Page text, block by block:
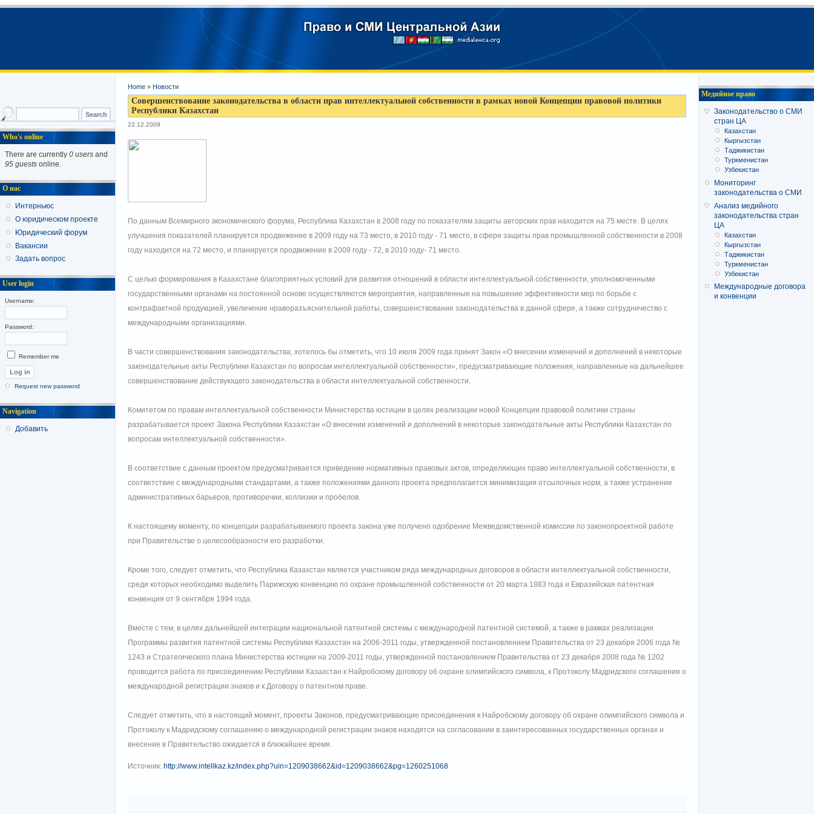
Home » Новости
Совершенствование законодательства в области прав интеллектуальной собственности в рамках новой Концепции правовой политики
Республики Казахстан
22.12.2009
По данным Всемирного экономического форума, Республика Казахстан в 2008 году по показателям защиты авторских прав находится на 75 месте. В целях
улучшения показателей планируется продвижение в 2009 году на 73 место, в 2010 году - 71 место, в сфере защиты прав промышленной собственности в 2008
году находится на 72 место, и планируется продвижение в 2009 году - 72, в 2010 году- 71 место.
С целью формирования в Казахстане благоприятных условий для развития отношений в области интеллектуальной собственности, уполномоченными
государственными органами на постоянной основе осуществляются мероприятия, направленные на повышение эффективности мер по борьбе с
контрафактной продукцией, увеличение нраворазъяснительной работы, совершенствование законодательства в данной сфере, а также сотрудничество с
международными организациями.
В части совершенствования законодательства, хотелось бы отметить, что 10 июля 2009 года принят Закон «О внесении изменений и дополнений в некоторые
законодательные акты Республики Казахстан по вопросам интеллектуальной собственности», предусматривающие положения, направленные на дальнейшее
совершенствование действующего законодательства в области интеллектуальной собственности.
Комитетом по правам интеллектуальной собственности Министерства юстиции в целях реализации новой Концепции правовой политики страны
разрабатывается проект Закона Республики Казахстан «О внесении изменений и дополнений в некоторые законодательные акты Республики Казахстан по
вопросам интеллектуальной собственности».
В соответствие с данным проектом предусматривается приведение нормативных правовых актов, определяющих право интеллектуальной собственности, в
соответствие с международными стандартами, а также положениями данного проекта предполагается минимизация отсылочных норм, а также устранение
административных барьеров, противоречии, коллизии и пробелов.
К настоящему моменту, по концепции разрабатываемого проекта закона уже получено одобрение Межведомственной комиссии по законопроектной работе
при Правительстве о целесообразности его разработки.
Кроме того, следует отметить, что Республика Казахстан является участником ряда международных договоров в области интеллектуальной собственности,
среди которых необходимо выделить Парижскую конвенцию по охране промышленной собственности от 20 марта 1883 года и Евразийская патентная
конвенция от 9 сентября 1994 года.
Вместе с тем, в целях дальнейшей интеграции национальной патентной системы с международной патентной системой, а также в рамках реализации
Программы развития патентной системы Республики Казахстан на 2006-2011 годы, утвержденной постановлением Правительства от 23 декабря 2006 года №
1243 и Стратегического плана Министерства юстиции на 2009-2011 годы, утвержденной постановлением Правительства от 23 декабря 2008 года № 1202
проводится работа по присоединению Республики Казахстан к Найробскому договору об охране олимпийского символа, к Протоколу Мадридского соглашения о
международной регистрации знаков и к Договору о патентном праве.
Следует отметить, что в настоящий момент, проекты Законов, предусматривающие присоединения к Найробскому договору об охране олимпийского символа и
Протоколу к Мадридскому соглашению о международной регистрации знаков находятся на согласовании в заинтересованных государственных органах и
внесение в Правительство ожидается в ближайшее время.
Источник: http://www.intellkaz.kz/index.php?uin=1209038662&id=1209038662&pg=1260251068
Who's online
There are currently 0 users and
95 guests online.
О нас
Интерньюс
О юридическом проекте
Юридический форум
Вакансии
Задать вопрос
User login
Username:
Password:
Remember me
Request new password
Navigation
Добавить
Медийное право
Законодательство о СМИ
стран ЦА
Казахстан
Кыргызстан
Таджикистан
Туркменистан
Узбекистан
Мониторинг
законодательства о СМИ
Анализ медийного
законодательства стран
ЦА
Казахстан
Кыргызстан
Таджикистан
Туркменистан
Узбекистан
Международные договора
и конвенции